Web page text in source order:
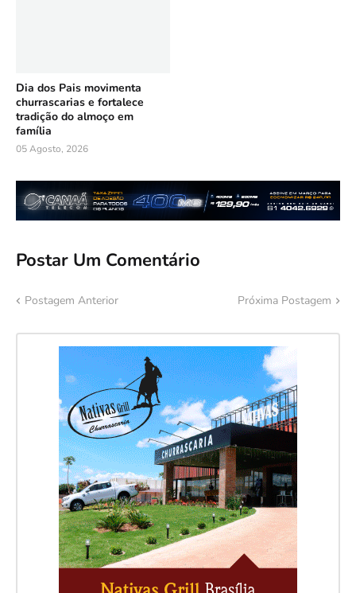
Dia dos Pais movimenta
churrascarias e fortalece
tradição do almoço em
família
05 Agosto, 2026
Postar Um Comentário
Postagem Anterior Próxima Postagem